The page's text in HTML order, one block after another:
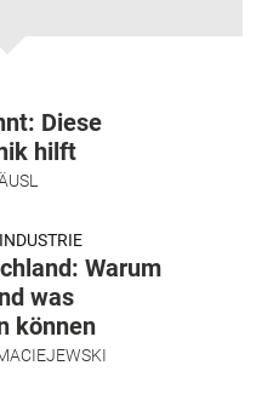
Diese
hilft
Warum
was
können